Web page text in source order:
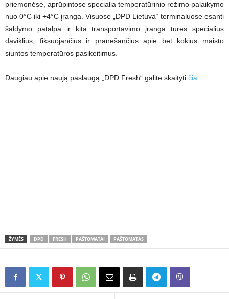
priemonėse, aprūpintose specialia temperatūrinio režimo palaikymo
nuo 0°C iki +4°C įranga. Visuose „DPD Lietuva“ terminaluose esanti
šaldymo patalpa ir kita transportavimo įranga turės specialius
daviklius, fiksuojančius ir pranešančius apie bet kokius maisto
siuntos temperatūros pasikeitimus.
Daugiau apie naują paslaugą „DPD Fresh“ galite skaityti čia
ŽYMĖS DPD FRESH PAŠTOMATAI PAŠTOMATAS